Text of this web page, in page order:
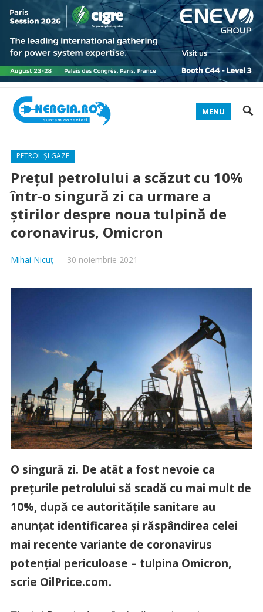
MENU
PETROL ȘI GAZE
Prețul petrolului a scăzut cu 10%
într-o singură zi ca urmare a
știrilor despre noua tulpină de
coronavirus, Omicron
Mihai Nicuț— 30 noiembrie 2021
O singură zi. De atât a fost nevoie ca
prețurile petrolului să scadă cu mai mult de
10%, după ce autoritățile sanitare au
anunțat identificarea și răspândirea celei
mai recente variante de coronavirus
potențial periculoase – tulpina Omicron,
scrie OilPrice.com.